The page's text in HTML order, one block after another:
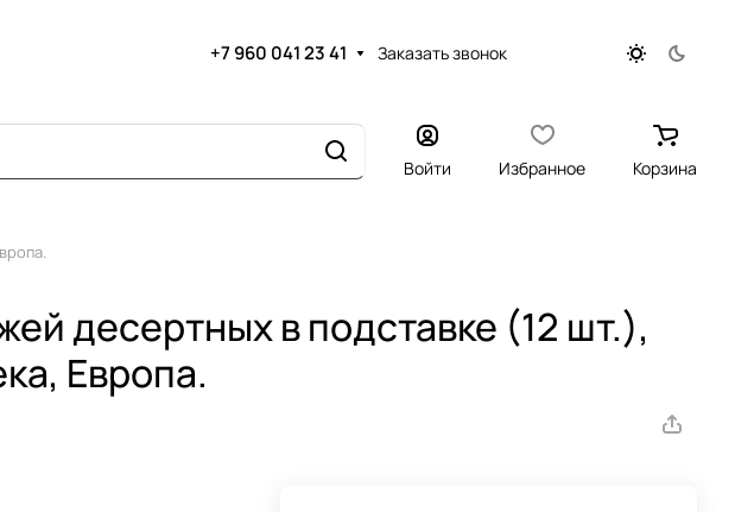
+7 960 041 23 41 Заказать звонок
Войти Избранное Корзина
десертных в подставке (12 шт.),
Европа.